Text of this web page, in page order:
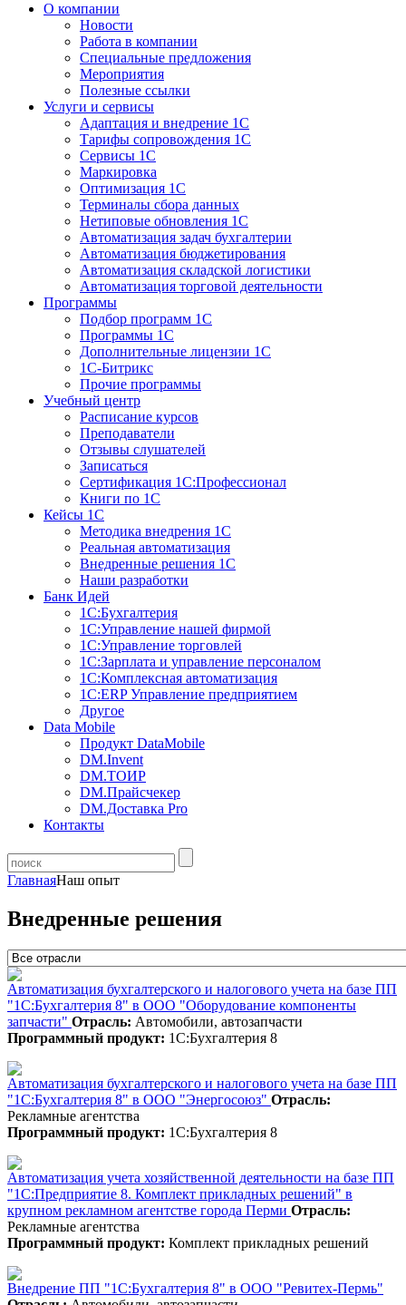
О компании
Новости
Работа в компании
Специальные предложения
Мероприятия
Полезные ссылки
Услуги и сервисы
Адаптация и внедрение 1С
Тарифы сопровождения 1С
Сервисы 1С
Маркировка
Оптимизация 1С
Терминалы сбора данных
Нетиповые обновления 1С
Автоматизация задач бухгалтерии
Автоматизация бюджетирования
Автоматизация складской логистики
Автоматизация торговой деятельности
Программы
Подбор программ 1С
Программы 1С
Дополнительные лицензии 1С
1С-Битрикс
Прочие программы
Учебный центр
Расписание курсов
Преподаватели
Отзывы слушателей
Записаться
Сертификация 1С:Профессионал
Книги по 1С
Кейсы 1С
Методика внедрения 1С
Реальная автоматизация
Внедренные решения 1С
Наши разработки
Банк Идей
1С:Бухгалтерия
1С:Управление нашей фирмой
1С:Управление торговлей
1С:Зарплата и управление персоналом
1С:Комплексная автоматизация
1С:ERP Управление предприятием
Другое
Data Mobile
Продукт DataMobile
DM.Invent
DM.ТОИР
DM.Прайсчекер
DM.Доставка Pro
Контакты
ГлавнаяНаш опыт
Внедренные решения
Автоматизация бухгалтерского и налогового учета на базе ПП
"1С:Бухгалтерия 8" в ООО "Оборудование компоненты
запчасти" Отрасль: Автомобили, автозапчасти
Программный продукт: 1С:Бухгалтерия 8
Автоматизация бухгалтерского и налогового учета на базе ПП
"1С:Бухгалтерия 8" в ООО "Энергосоюз" Отрасль:
Рекламные агентства
Программный продукт: 1С:Бухгалтерия 8
Автоматизация учета хозяйственной деятельности на базе ПП
"1С:Предприятие 8. Комплект прикладных решений" в
крупном рекламном агентстве города Перми Отрасль:
Рекламные агентства
Программный продукт: Комплект прикладных решений
Внедрение ПП "1С:Бухгалтерия 8" в ООО "Ревитех-Пермь"